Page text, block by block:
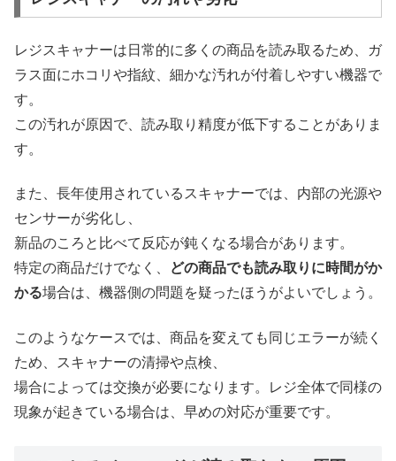
レジスキャナーは日常的に多くの商品を読み取るため、ガ
ラス面にホコリや指紋、細かな汚れが付着しやすい機器で
す。
この汚れが原因で、読み取り精度が低下することがありま
す。
また、長年使用されているスキャナーでは、内部の光源や
センサーが劣化し、
新品のころと比べて反応が鈍くなる場合があります。
特定の商品だけでなく、
どの商品でも読み取りに時間がか
かる場合は、機器側の問題を疑ったほうがよいでしょう。
このようなケースでは、商品を変えても同じエラーが続く
ため、スキャナーの清掃や点検、
場合によっては交換が必要になります。レジ全体で同様の
現象が起きている場合は、早めの対応が重要です。